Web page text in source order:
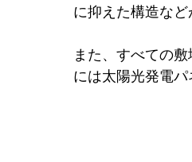
に抑えた構造など
また、すべての
には太陽光発電パ